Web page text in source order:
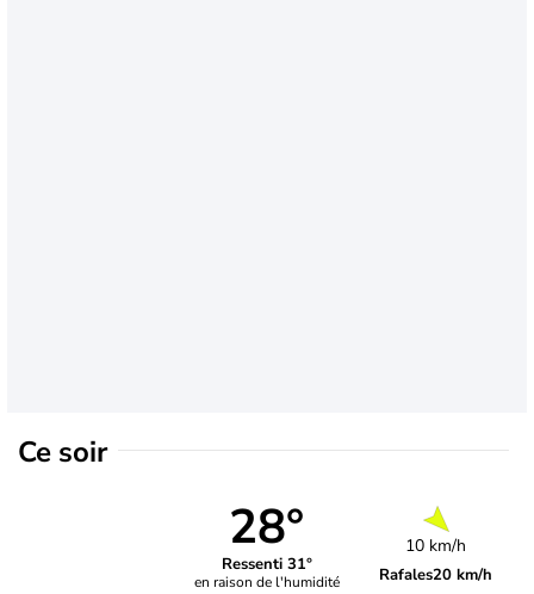
Ce soir
28°
Ressenti 31°
en raison de l'humidité
10 km/h
Rafales20 km/h